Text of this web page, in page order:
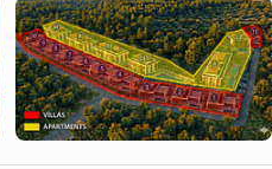
med panoramisk
tilbyder Cordelia
for et sammenhængende